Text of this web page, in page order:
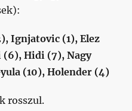
Ignjatovic (1), Elez
(6), Hidi (7), Nagy
(10), Holender (4)
rosszul.